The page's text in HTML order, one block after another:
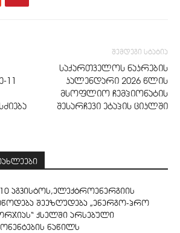
11
შემდეგი სტატია
საქართველოს ნაკრების
კალენდარი 2026 წლის
მსოფლიო ჩემპიონატის
შესარჩევი ეტაპის ციკლში
აგვისტოს,ელექტროენერგიის
შეეზღუდება „ენერგო-პრო
ქსელში არსებული
ნაწილს